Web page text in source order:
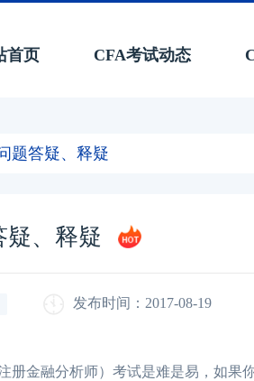
首页 CFA考试动态
题答疑、释疑
疑、释疑
发布时间：2017-08-19
注册金融分析师）考试是难是易，如